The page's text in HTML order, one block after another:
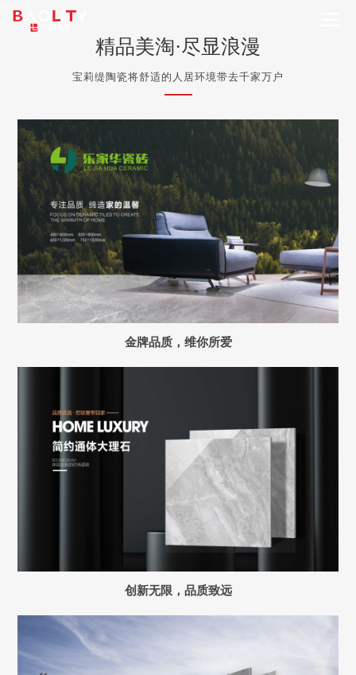
精品美淘·尽显浪漫
宝莉缇陶瓷将舒适的人居环境带去千家万户
金牌品质，维你所爱
创新无限，品质致远